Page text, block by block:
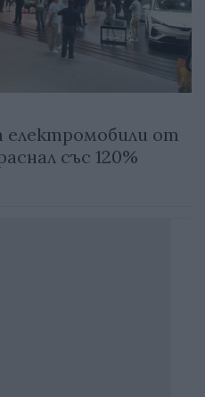
електромобили от
със 120%